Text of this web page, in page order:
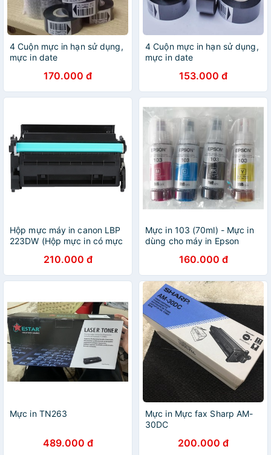
4 Cuộn mực in hạn sử dụng,
mực in date
170.000 đ
4 Cuộn mực in hạn sử dụng,
mực in date
153.000 đ
Hộp mực máy in canon LBP
223DW (Hộp mực in có mực
210.000 đ
Mực in 103 (70ml) - Mực in
dùng cho máy in Epson
160.000 đ
Mực in TN263
489.000 đ
Mực in Mực fax Sharp AM-
30DC
200.000 đ